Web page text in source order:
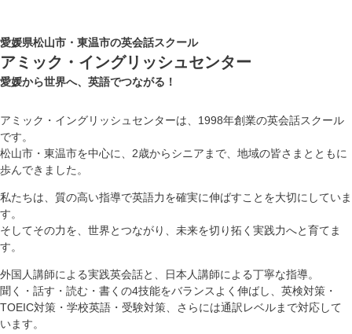
愛媛県松山市・東温市の英会話スクール
アミック・イングリッシュセンター
愛媛から世界へ、英語でつながる！
アミック・イングリッシュセンターは、1998年創業の英会話スクール
です。
松山市・東温市を中心に、2歳からシニアまで、地域の皆さまとともに
歩んできました。
私たちは、質の高い指導で英語力を確実に伸ばすことを大切にしていま
す。
そしてその力を、世界とつながり、未来を切り拓く実践力へと育てま
す。
外国人講師による実践英会話と、日本人講師による丁寧な指導。
聞く・話す・読む・書くの4技能をバランスよく伸ばし、英検対策・
TOEIC対策・学校英語・受験対策、さらには通訳レベルまで対応して
います。